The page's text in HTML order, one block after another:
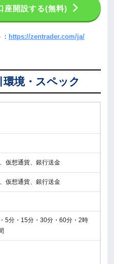
座開設する(無料)
https://zentrader.com/ja/
境・スペック
仮想通貨、銀行送金
仮想通貨、銀行送金
5分・15分・30分・60分・2時